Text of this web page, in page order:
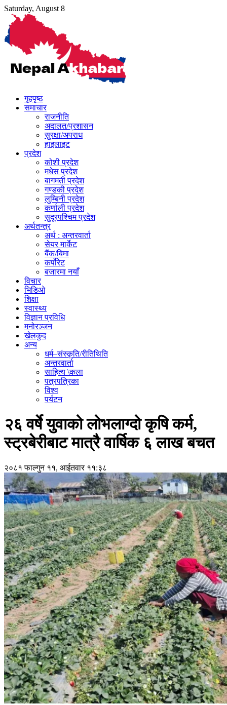
Skip
content
Saturday, August 8
गृहपृष्ठ
समाचार
राजनीति
अदालत/प्रशासन
सुरक्षा/अपराध
हाइलाइट
प्रदेश
कोशी प्रदेश
मधेस प्रदेश
बागमती प्रदेश
गण्डकी प्रदेश
लुम्बिनी प्रदेश
कर्णाली प्रदेश
सुदूरपश्चिम प्रदेश
अर्थतन्त्र
अर्थ : अन्तरवार्ता
सेयर मार्केट
बैंक/बिमा
कर्पोरेट
बजारमा नयाँ
विचार
भिडिओ
शिक्षा
स्वास्थ्य
विज्ञान प्रविधि
मनोरञ्जन
खेलकुद
अन्य
धर्म–संस्कृति/रीतिथिति
अन्तरवार्ता
साहित्य \कला
पत्रपत्रिका
विश्व
पर्यटन
२६ वर्षे युवाको लोभलाग्दो कृषि कर्म,
स्ट्रबेरीबाट मात्रै वार्षिक ६ लाख बचत
२०८१ फाल्गुन ११, आईतवार ११:३८